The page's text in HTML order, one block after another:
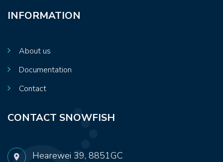
INFORMATION
About us
Documentation
Contact
CONTACT SNOWFISH
Hearewei 39, 8851GC